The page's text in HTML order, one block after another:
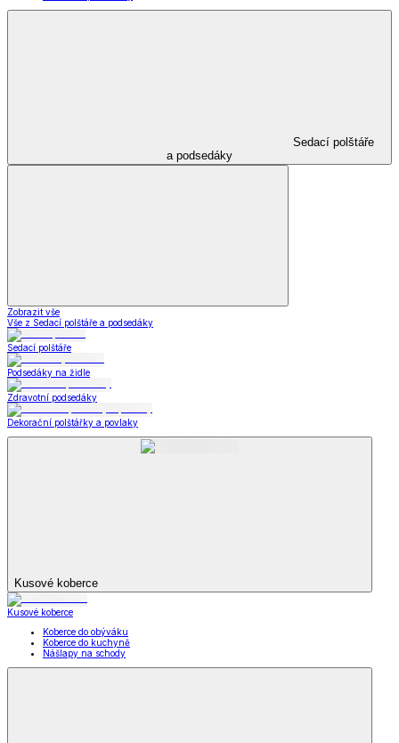
Sedací polštáře
a podsedáky
Zobrazit vše
Vše z Sedací polštáře a podsedáky
Sedací polštáře
Podsedáky na židle
Zdravotní podsedáky
Dekorační polštářky a povlaky
Kusové koberce
Kusové koberce
Koberce do obýváku
Koberce do kuchyně
Nášlapy na schody